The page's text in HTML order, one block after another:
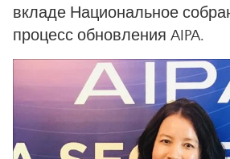
вкладе Национальное
процесс обновления AIPA.